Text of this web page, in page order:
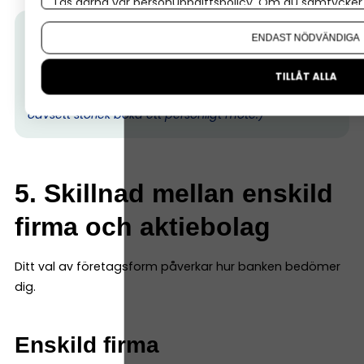
Tips från Nordea:
500 000 företagare har redan
valt Nordea. Välj en bank som förstår företagande
bland kan det vara skönt att ta
ett möte med banken, hos Nordea kan alla företag
oavsett storlek boka ett personligt möte.)
5. Skillnad mellan enskild
firma och aktiebolag
Ditt val av företagsform påverkar hur banken bedömer
dig.
Enskild firma
Om du vill ändra ditt val i efterhand hittar du den
ENDAST NÖDVÄNDIGA
TILLÅT ALLA